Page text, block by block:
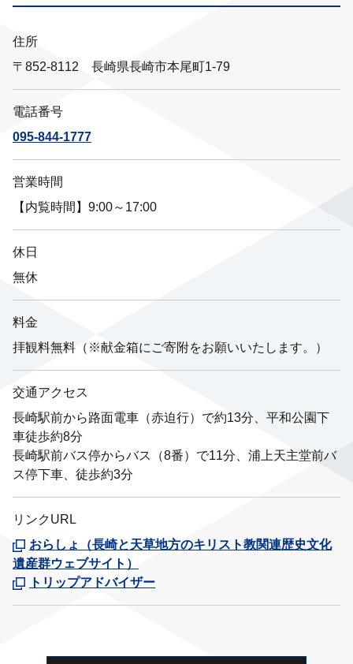
住所
〒852-8112 長崎県長崎市本尾町1-79
電話番号
095-844-1777
営業時間
【内覧時間】9:00～17:00
休日
無休
料金
拝観料無料（※献金箱にご寄附をお願いいたします。）
交通アクセス
長崎駅前から路面電車（赤迫行）で約13分、平和公園下
車徒歩約8分
長崎駅前バス停からバス（8番）で11分、浦上天主堂前バ
ス停下車、徒歩約3分
リンクURL
おらしょ（長崎と天草地方のキリスト教関連歴史文化
遺産群ウェブサイト）
トリップアドバイザー